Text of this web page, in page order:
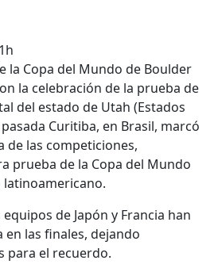
la Copa del Mundo de Boulder
la celebración de la prueba de
del estado de Utah (Estados
Curitiba, en Brasil, marcó
de las competiciones,
prueba de la Copa del Mundo
latinoamericano.
equipos de Japón y Francia han
las finales, dejando
para el recuerdo.